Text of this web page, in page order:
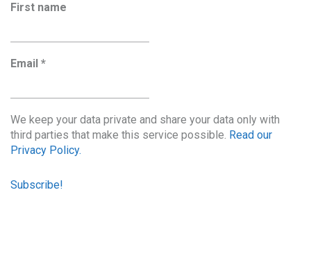
First name
Email *
We keep your data private and share your data only with
third parties that make this service possible. Read our
Privacy Policy.